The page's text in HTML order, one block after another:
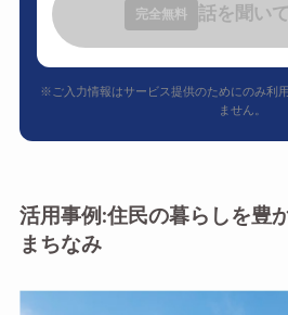
完全無料 話を聞い
※ご入力情報はサービス提供のためにのみ利
ません。
活用事例:住民の暮らしを豊
まちなみ